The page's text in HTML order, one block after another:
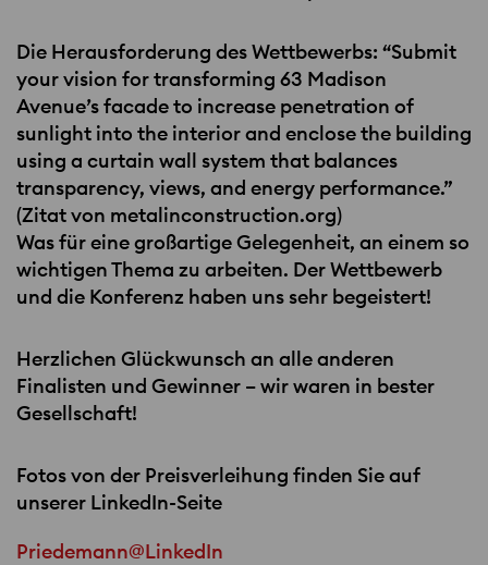
Die Herausforderung des Wettbewerbs: “Submit
your vision for transforming 63 Madison
Avenue’s facade to increase penetration of
sunlight into the interior and enclose the building
using a curtain wall system that balances
transparency, views, and energy performance.”
(Zitat von metalinconstruction.org)
Was für eine großartige Gelegenheit, an einem so
wichtigen Thema zu arbeiten. Der Wettbewerb
und die Konferenz haben uns sehr begeistert!
Herzlichen Glückwunsch an alle anderen
Finalisten und Gewinner – wir waren in bester
Gesellschaft!
Fotos von der Preisverleihung finden Sie auf
unserer LinkedIn-Seite
Priedemann@LinkedIn